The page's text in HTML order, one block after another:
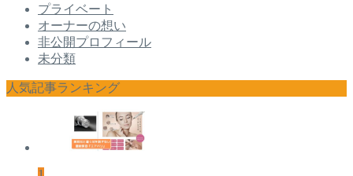
プライベート
オーナーの想い
非公開プロフィール
未分類
人気記事ランキング